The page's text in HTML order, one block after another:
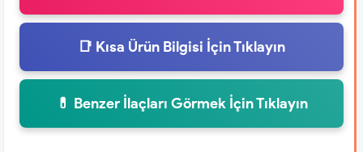
📑 Kısa Ürün Bilgisi İçin Tıklayın
💊 Benzer İlaçları Görmek İçin Tıklayın